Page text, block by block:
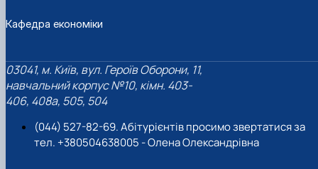
Кафедра економіки
03041, м. Київ, вул. Героїв Оборони, 11,
навчальний корпус №10, кімн. 403-
406, 408a, 505, 504
(044) 527-82-69. Абітурієнтів просимо звертатися за
тел. +380504638005 - Олена Олександрівна